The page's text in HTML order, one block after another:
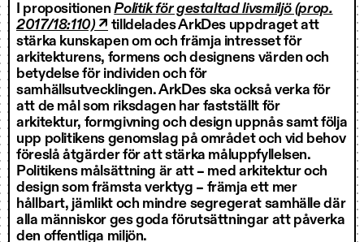
I propositionenPolitik för gestaltad livsmiljö (prop.
2017/18:110) ↗ tilldelades ArkDes uppdraget att
stärka kunskapen om och främja intresset för
arkitekturens, formens och designens värden och
betydelse för individen och för
samhällsutvecklingen. ArkDes ska också verka för
att de mål som riksdagen har fastställt för
arkitektur, formgivning och design uppnås samt följa
upp politikens genomslag på området och vid behov
föreslå åtgärder för att stärka måluppfyllelsen.
Politikens målsättning är att – med arkitektur och
design som främsta verktyg – främja ett mer
hållbart, jämlikt och mindre segregerat samhälle där
alla människor ges goda förutsättningar att påverka
den offentliga miljön.